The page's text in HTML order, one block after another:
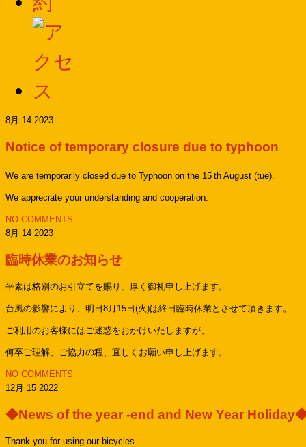
8月 14 2023
Notice of temporary closure due to typhoon
We are temporarily closed due to Typhoon on the 15 th August (tue).
We appreciate your understanding and cooperation.
NO COMMENTS
8月 14 2023
臨時休業のお知らせ
平素は格別のお引立てを賜り、厚く御礼申し上げます。
台風の影響により、明日8月15日(火)は終日臨時休業とさせて頂きます。
ご利用のお客様にはご迷惑をおかけいたしますが、
何卒ご理解、ご協力の程、宜しくお願い申し上げます。
NO COMMENTS
12月 15 2022
◆News of the year -end and New Year
Thank you for using our bicycles.